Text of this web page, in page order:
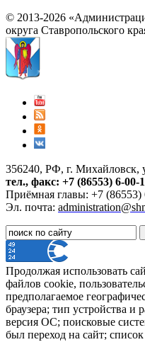
© 2013-2026
округа Ставропольского
356240, РФ, г. Михайловск,
тел., факс: +7 (86553) 6-00-
Приёмная главы: +7 (86553)
Эл. почта:
Продолжая использовать
файлов cookie,
предполагаемое
браузера; тип устройства и
версия ОС; поисковые
был переход на сайт;